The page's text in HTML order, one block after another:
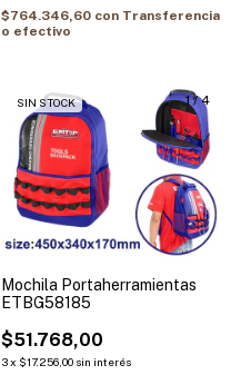
$764.346,60 con Transferencia
o efectivo
1/4
SIN STOCK
Mochila Portaherramientas
ETBG58185
$51.768,00
3x $17.256,00 sin interés